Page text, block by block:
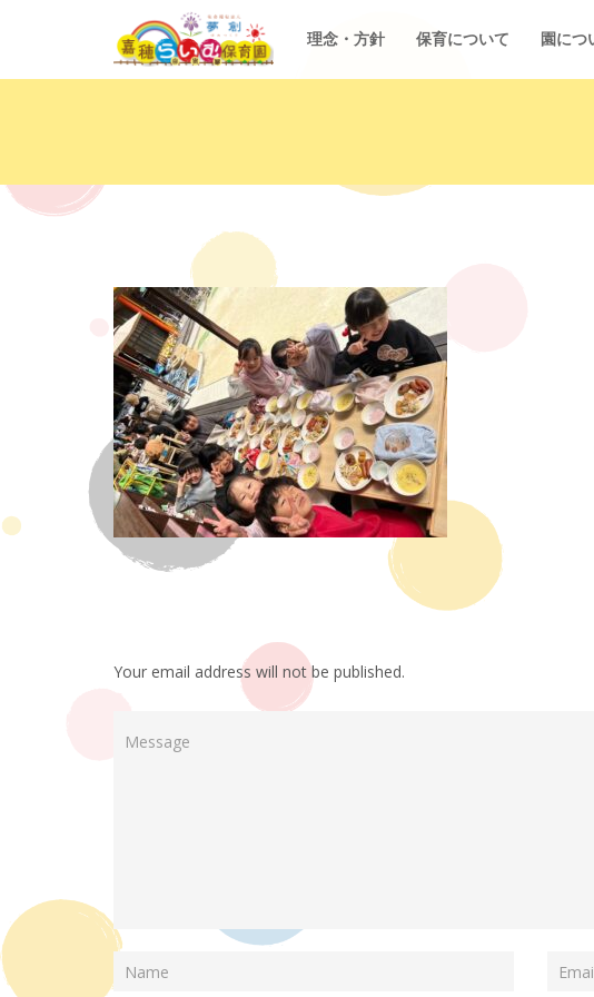
理念・方針 保育について 園につ
Your email address will not be published.